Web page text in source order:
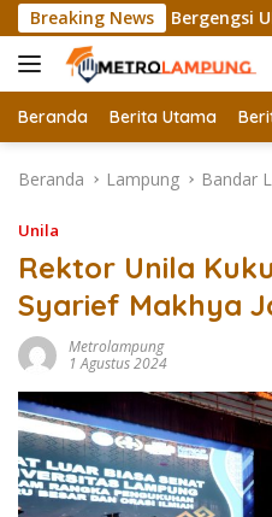
Langsung
ke
konten
Breaking News
Sertifikat Bergengsi UI
Beranda Berita Utama
Beranda Lampung Bandar
Unila
Rektor Unila
Syarief Makhya
Metrolampung
1 Agustus 2024